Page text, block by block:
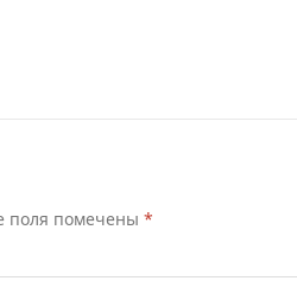
поля помечены *